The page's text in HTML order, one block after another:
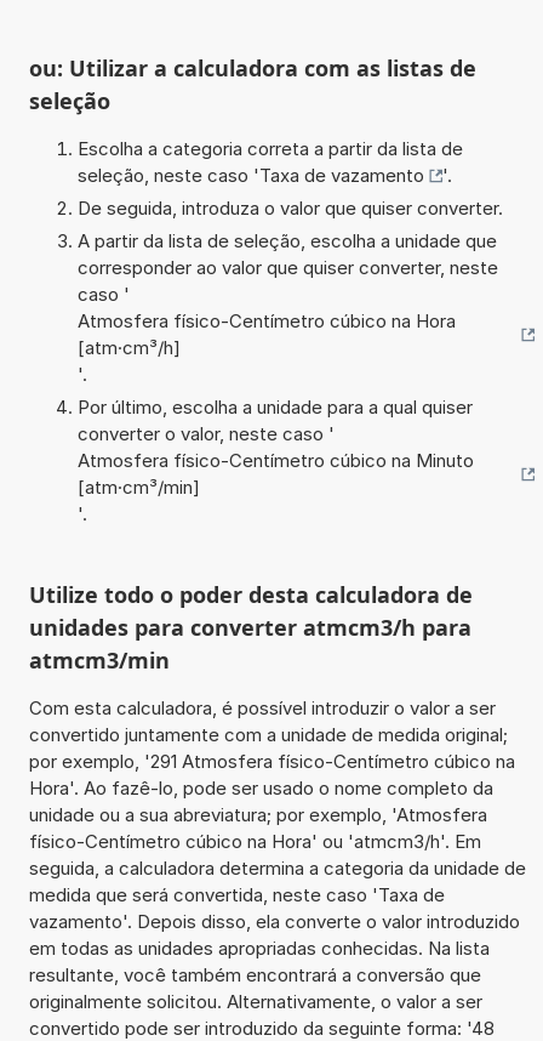
ou: Utilizar a calculadora com as listas de
seleção
Escolha a categoria correta a partir da lista de
seleção, neste caso 'Taxa de vazamento
'.
De seguida, introduza o valor que quiser converter.
A partir da lista de seleção, escolha a unidade que
corresponder ao valor que quiser converter, neste
caso '
Atmosfera físico-Centímetro cúbico na Hora
[atm·cm³/h]
'.
Por último, escolha a unidade para a qual quiser
converter o valor, neste caso '
Atmosfera físico-Centímetro cúbico na Minuto
[atm·cm³/min]
'.
Utilize todo o poder desta calculadora de
unidades para converter atmcm3/h para
atmcm3/min
Com esta calculadora, é possível introduzir o valor a ser
convertido juntamente com a unidade de medida original;
por exemplo, '291 Atmosfera físico-Centímetro cúbico na
Hora'. Ao fazê-lo, pode ser usado o nome completo da
unidade ou a sua abreviatura; por exemplo, 'Atmosfera
físico-Centímetro cúbico na Hora' ou 'atmcm3/h'. Em
seguida, a calculadora determina a categoria da unidade de
medida que será convertida, neste caso 'Taxa de
vazamento'. Depois disso, ela converte o valor introduzido
em todas as unidades apropriadas conhecidas. Na lista
resultante, você também encontrará a conversão que
originalmente solicitou. Alternativamente, o valor a ser
convertido pode ser introduzido da seguinte forma: '48